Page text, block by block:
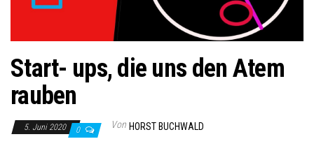
Start- ups, die uns den Atem
rauben
5. Juni 2020 0 Von HORST BUCHWALD